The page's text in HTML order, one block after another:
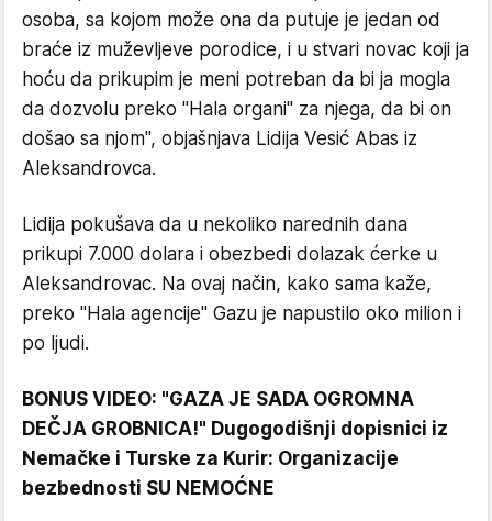
osoba, sa kojom može ona da putuje je jedan od
braće iz muževljeve porodice, i u stvari novac koji ja
hoću da prikupim je meni potreban da bi ja mogla
da dozvolu preko "Hala organi" za njega, da bi on
došao sa njom", objašnjava Lidija Vesić Abas iz
Aleksandrovca.
Lidija pokušava da u nekoliko narednih dana
prikupi 7.000 dolara i obezbedi dolazak ćerke u
Aleksandrovac. Na ovaj način, kako sama kaže,
preko "Hala agencije" Gazu je napustilo oko milion i
po ljudi.
BONUS VIDEO: "GAZA JE SADA OGROMNA
DEČJA GROBNICA!" Dugogodišnji dopisnici iz
Nemačke i Turske za Kurir: Organizacije
bezbednosti SU NEMOĆNE